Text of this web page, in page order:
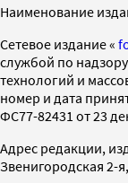
Наименование
Cетевое издание «
службой по
технологий и
номер и дата
ФС77-82431 от 23
Адрес редакции,
Звенигородская 2-